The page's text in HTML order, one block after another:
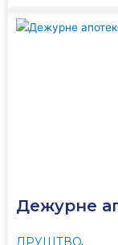
Дежурне
ДРУШТВО